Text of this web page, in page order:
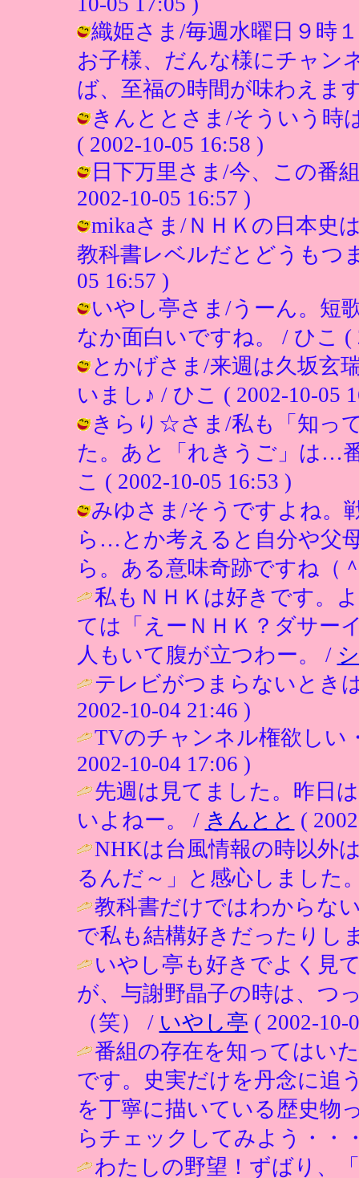
織姫さま/毎週水曜日９時
お子様、だんな様にチャン
ば、至福の時間が味わえま
きんととさま/そういう時
( 2002-10-05 16:58 )
日下万里さま/今、この番
2002-10-05 16:57 )
mikaさま/ＮＨＫの日本史
教科書レベルだとどうもつ
05 16:57 )
いやし亭さま/うーん。短
なか面白いですね。 / ひこ (
とかげさま/来週は久坂玄
いまし♪ / ひこ ( 2002-10-05
きらり☆さま/私も「知っ
た。あと「れきうご」は…
こ ( 2002-10-05 16:53 )
みゆさま/そうですよね。
ら…とか考えると自分や父
ら。ある意味奇跡ですね（
私もＮＨＫは好きです。
ては「えーＮＨＫ？ダサー
人もいて腹が立つわー。 /
テレビがつまらないとき
2002-10-04 21:46 )
TVのチャンネル権欲しい
2002-10-04 17:06 )
先週は見てました。昨日
いよねー。 / きんとと (
NHKは台風情報の時以外
るんだ～」と感心しました
教科書だけではわからな
で私も結構好きだったりし
いやし亭も好きでよく見
が、与謝野晶子の時は、つ
（笑） / いやし亭 ( 2002-10-
番組の存在を知ってはい
です。史実だけを丹念に追
を丁寧に描いている歴史物
らチェックしてみよう・・
わたしの野望！ずばり、